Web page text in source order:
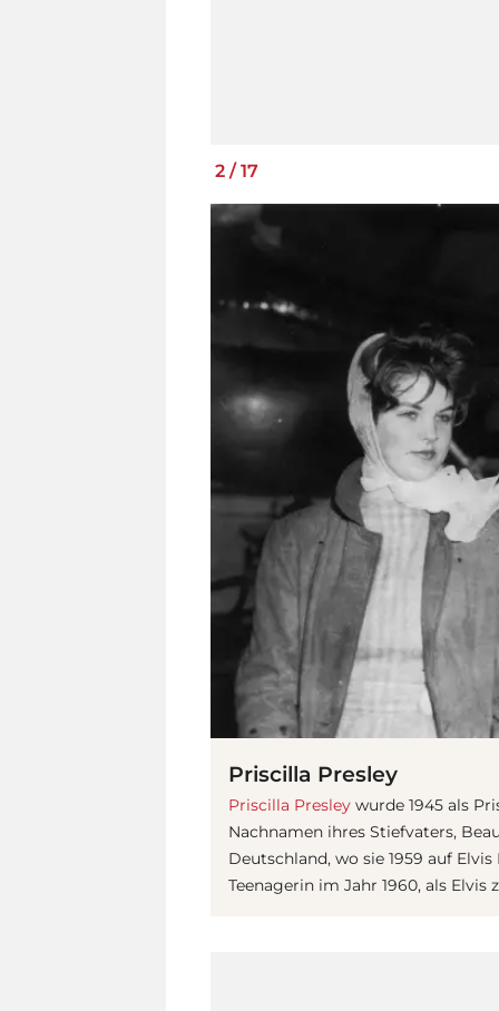
2 /17
Priscilla Presley
Priscilla Presley wurde 1945 als
Nachnamen ihres Stiefvaters,
Deutschland, wo sie 1959 auf
Teenagerin im Jahr 1960, als